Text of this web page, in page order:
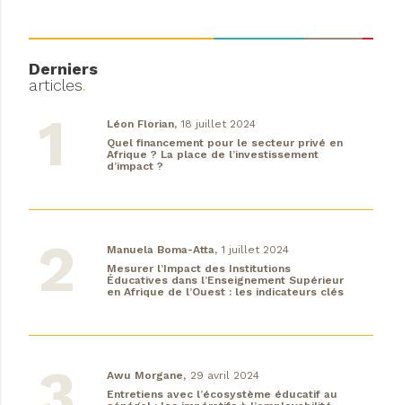
Derniers
articles.
Léon Florian, 18 juillet 2024
Quel financement pour le secteur privé en
Afrique ? La place de l’investissement
d’impact ?
Manuela Boma-Atta, 1 juillet 2024
Mesurer l’Impact des Institutions
Éducatives dans l’Enseignement Supérieur
en Afrique de l’Ouest : les indicateurs clés
Awu Morgane, 29 avril 2024
Entretiens avec l’écosystème éducatif au